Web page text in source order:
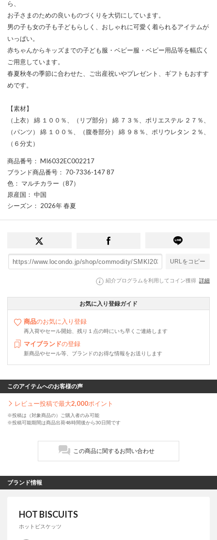
ら、
お子さまのための良いものづくりを大切にしています。
男の子も女の子も子どもらしく、おしゃれに可愛く着られるアイテムが
いっぱい。
赤ちゃんからキッズまでの子ども服・ベビー服・ベビー用品等を幅広く
ご用意しています。
春夏秋冬の季節に合わせた、ご出産祝いやプレゼント、ギフトもおすす
めです。
【素材】
（上衣） 綿 １００％、（リブ部分） 綿 ７３％、ポリエステル ２７％、
（パンツ） 綿 １００％、（腹巻部分） 綿 ９８％、ポリウレタン ２％、
（６分丈）
商品番号 ： MI6032EC002217
ブランド商品番号 ： 70-7336-147 87
色 ： マルチカラー（87）
原産国 ： 中国
シーズン ： 2026年 春夏
URLをコピー
紹介プログラムを利用してコイン獲得 詳細
お気に入り登録ガイド
商品のお気に入り登録
再入荷やセール開始、残り１点の時にいち早くご連絡します
マイブランドの登録
新商品やセール等、ブランドのお得な情報をお送りします
このアイテムへのお客様の声
レビュー投稿で最大2,000ポイント
※投稿は（対象商品の）ご購入者のみ可能
※投稿可能期間は商品出荷48時間後から30日間です
この商品に関するお問い合わせ
ブランド情報
HOT BISCUITS
ホットビスケッツ